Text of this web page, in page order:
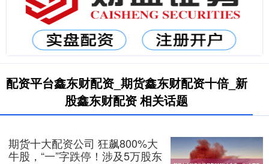
配资平台鑫东财配资_期货鑫东财配资十倍_新
股鑫东财配资 相关话题
期货十大配资公司 狂飙800%大
牛股，“一”字跌停！涉及5万股东